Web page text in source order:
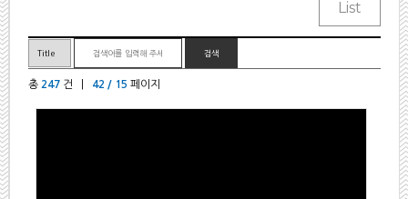
총 247건 | 42 / 15 페이지